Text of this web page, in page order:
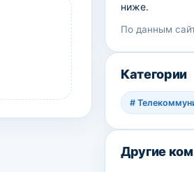
ниже.
По данным
Категории
#
Другие